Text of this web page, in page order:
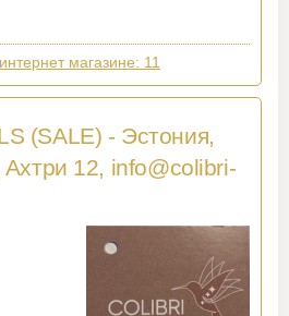
магазине: 11
(SALE) - Эстония,
12, info@colibri-